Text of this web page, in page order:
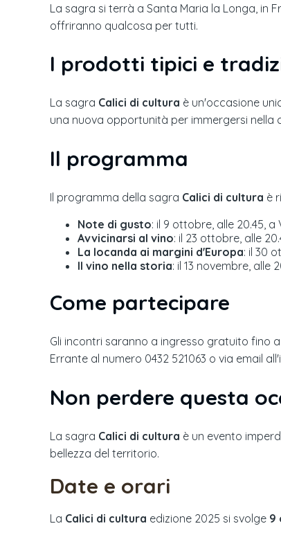
La sagra si terrà a Santa Maria la Longa, in
offriranno qualcosa per tutti.
I prodotti tipici e
La sagra Calici di cultura è un'occasione
una nuova opportunità per immergersi nella
Il programma
Il programma della sagra Calici di cultura è
Note di gusto: il 9 ottobre, alle 20.45,
Avvicinarsi al vino: il 23 ottobre, alle
La locanda ai margini d'Europa: il 30
Il vino nella storia: il 13 novembre, alle
Come partecipare
Gli incontri saranno a ingresso gratuito fino
Errante al numero 0432 521063 o via email
Non perdere questa
La sagra Calici di cultura è un evento
bellezza del territorio.
Date e orari
La Calici di cultura edizione 2025 si svolge 9